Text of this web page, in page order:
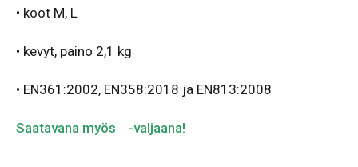
• koot M, L
• kevyt, paino 2,1 kg
• EN361:2002, EN358:2018 ja EN813:2008
Saatavana myös -valjaana!